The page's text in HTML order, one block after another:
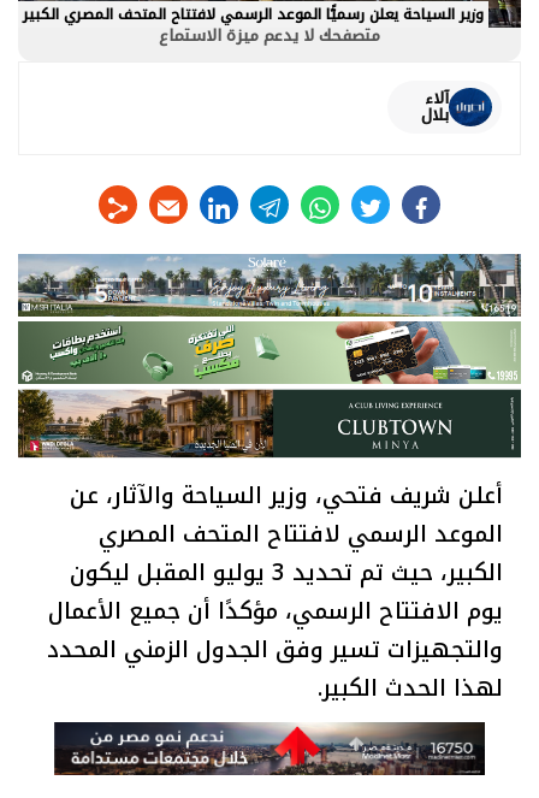
وزير السياحة يعلن رسميًّا الموعد الرسمي لافتتاح المتحف المصري الكبير
متصفحك لا يدعم ميزة الاستماع
آلاء
بلال
facebook
twitter
whats
telegram
linkedin
أعلن شريف فتحي، وزير السياحة والآثار، عن
الموعد الرسمي لافتتاح المتحف المصري
الكبير، حيث تم تحديد 3 يوليو المقبل ليكون
يوم الافتتاح الرسمي، مؤكدًا أن جميع الأعمال
والتجهيزات تسير وفق الجدول الزمني المحدد
لهذا الحدث الكبير.